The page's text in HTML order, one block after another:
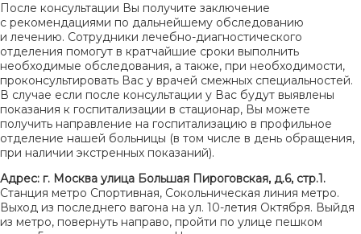
После консультации Вы получите заключение
с рекомендациями по дальнейшему обследованию
и лечению. Сотрудники лечебно-диагностического
отделения помогут в кратчайшие сроки выполнить
необходимые обследования, а также, при необходимости,
проконсультировать Вас у врачей смежных специальностей.
В случае если после консультации у Вас будут выявлены
показания к госпитализации в стационар, Вы можете
получить направление на госпитализацию в профильное
отделение нашей больницы (в том числе в день обращения,
при наличии экстренных показаний).
Адрес: г. Москва улица Большая Пироговская, д.6, стр.1.
Станция метро Спортивная, Сокольническая линия метро.
Выход из последнего вагона на ул. 10-летия Октября. Выйдя
из метро, повернуть направо, пройти по улице пешком